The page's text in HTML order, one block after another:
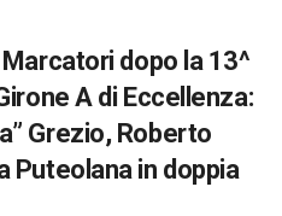
dopo la 13^
A di Eccellenza:
Grezio, Roberto
Puteolana in doppia